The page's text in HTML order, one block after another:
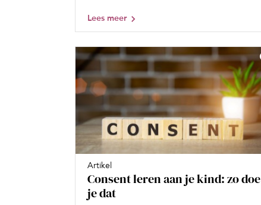
Lees meer
Artikel
Consent leren aan je kind: zo doe
je dat